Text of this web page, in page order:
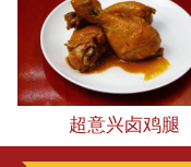
超意兴卤鸡腿